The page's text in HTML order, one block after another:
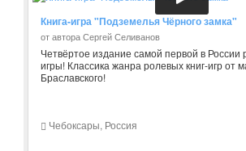
Книга-игра "Подземелья Чёрного замка"
от автора Сергей Селиванов
Четвёртое издание самой первой в России
игры! Классика жанра ролевых книг-игр от
Браславского!
Чебоксары, Россия